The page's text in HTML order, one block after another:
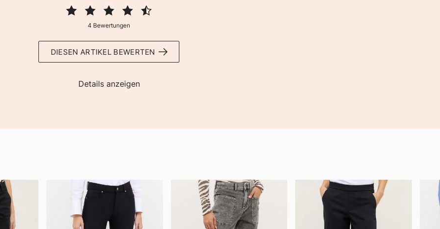
4 Bewertungen
DIESEN ARTIKEL BEWERTEN
Details anzeigen